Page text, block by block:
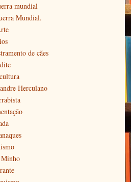
mundial
Mundial.
de cães
Herculano